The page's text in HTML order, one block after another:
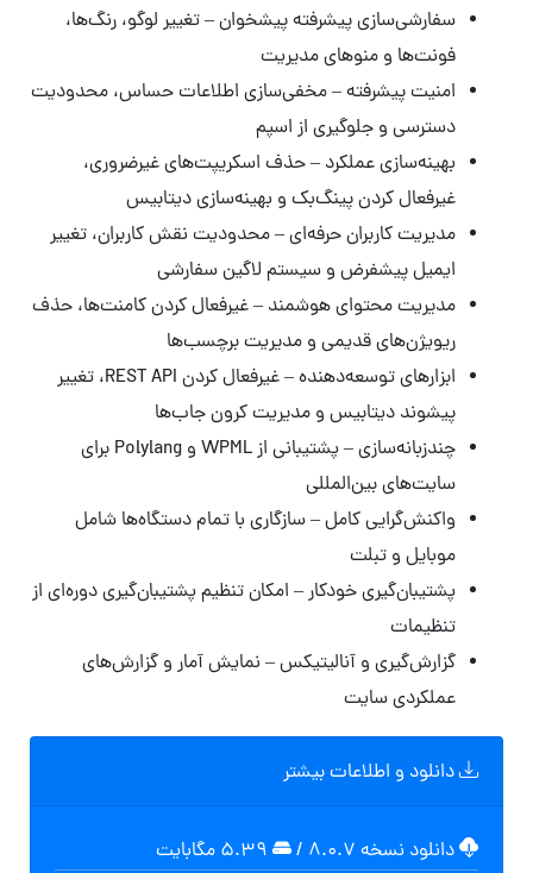
سفارشی‌سازی پیشرفته پیشخوان – تغییر لوگو، رنگ‌ها،
فونت‌ها و منوهای مدیریت
امنیت پیشرفته – مخفی‌سازی اطلاعات حساس، محدودیت
دسترسی و جلوگیری از اسپم
بهینه‌سازی عملکرد – حذف اسکریپت‌های غیرضروری،
غیرفعال کردن پینگ‌بک و بهینه‌سازی دیتابیس
مدیریت کاربران حرفه‌ای – محدودیت نقش کاربران، تغییر
ایمیل پیشفرض و سیستم لاگین سفارشی
مدیریت محتوای هوشمند – غیرفعال کردن کامنت‌ها، حذف
ریویژن‌های قدیمی و مدیریت برچسب‌ها
ابزارهای توسعه‌دهنده – غیرفعال کردن REST API، تغییر
پیشوند دیتابیس و مدیریت کرون جاب‌ها
چندزبانه‌سازی – پشتیبانی از WPML و Polylang برای
سایت‌های بین‌المللی
واکنش‌گرایی کامل – سازگاری با تمام دستگاه‌ها شامل
موبایل و تبلت
پشتیبان‌گیری خودکار – امکان تنظیم پشتیبان‌گیری دوره‌ای از
تنظیمات
گزارش‌گیری و آنالیتیکس – نمایش آمار و گزارش‌های
عملکردی سایت
دانلود و اطلاعات بیشتر
دانلود نسخه ۸.۰.۷ /